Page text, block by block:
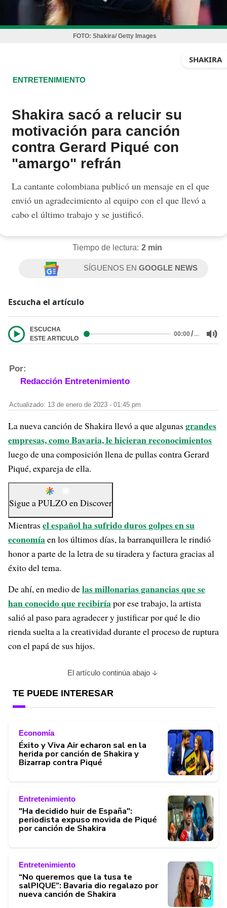
FOTO: Shakira/ Getty Images
SHAKIRA
ENTRETENIMIENTO
Shakira sacó a relucir su
motivación para canción
contra Gerard Piqué con
"amargo" refrán
La cantante colombiana publicó un mensaje en el que
envió un agradecimiento al equipo con el que llevó a
cabo el último trabajo y se justificó.
Tiempo de lectura: 2 min
SÍGUENOS ENGOOGLE NEWS
Escucha el artículo
ESCUCHA
ESTE ARTICULO
00:00/…
Por:
Redacción Entretenimiento
Actualizado: 13 de enero de 2023 - 01:45 pm
La nueva canción de Shakira llevó a que algunas grandes
empresas, como Bavaria, le hicieran reconocimientos
luego de una composición llena de pullas contra Gerard
Piqué, expareja de ella.
Sigue aPULZO enDiscover
Mientras el español ha sufrido duros golpes en su
economíaen los últimos días, la barranquillera le rindió
honor a parte de la letra de su tiradera y factura gracias al
éxito del tema.
De ahí, en medio delas millonarias ganancias que se
han conocido que recibiríapor ese trabajo, la artista
salió al paso para agradecer y justificar por qué le dio
rienda suelta a la creatividad durante el proceso de ruptura
con el papá de sus hijos.
El artículo continúa abajo
TE PUEDE INTERESAR
Economía
Éxito y Viva Air echaron sal en la
herida por canción de Shakira y
Bizarrap contra Piqué
Entretenimiento
"Ha decidido huir de España":
periodista expuso movida de Piqué
por canción de Shakira
Entretenimiento
“No queremos que la tusa te
salPIQUE”: Bavaria dio regalazo por
nueva canción de Shakira